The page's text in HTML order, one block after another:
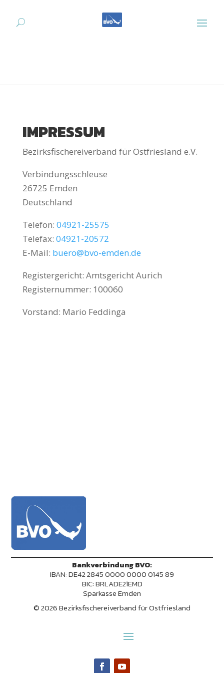
IMPRESSUM
Bezirksfischereiverband für Ostfriesland e.V.
Verbindungsschleuse
26725 Emden
Deutschland
Telefon: 04921-25575
Telefax: 04921-20572
E-Mail: buero@bvo-emden.de
Registergericht: Amtsgericht Aurich
Registernummer: 100060
Vorstand: Mario Feddinga
Bankverbindung BVO:
IBAN: DE42 2845 0000 0000 0145 89
BIC: BRLADE21EMD
Sparkasse Emden
© 2026 Bezirksfischereiverband für Ostfriesland